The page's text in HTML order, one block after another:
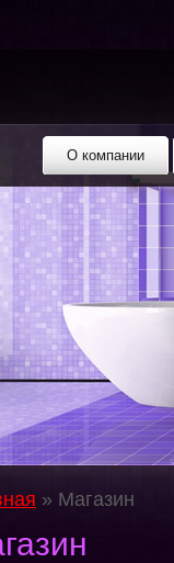
О компании
» Магазин